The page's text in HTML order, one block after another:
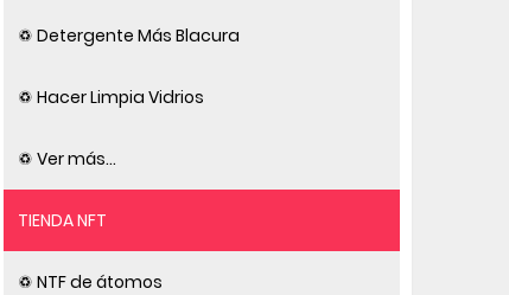
♽ Detergente Más Blacura
♽ Hacer Limpia Vidrios
♽ Ver más...
TIENDA NFT
♽ NTF de átomos